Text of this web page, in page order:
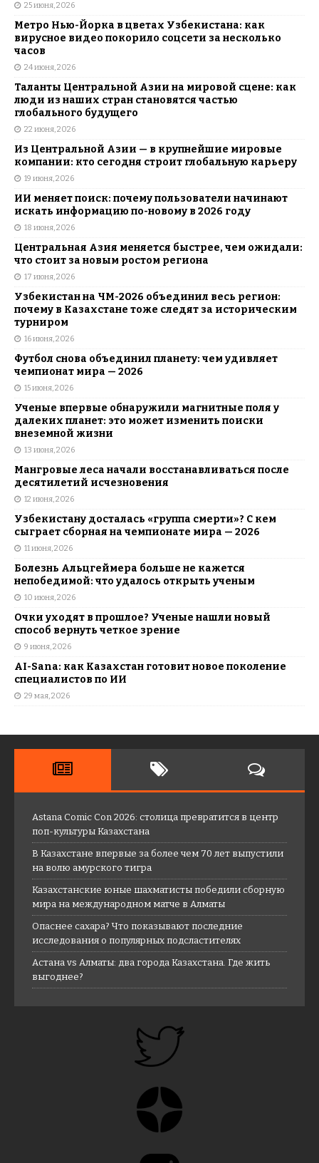
25 июня, 2026
Метро Нью-Йорка в цветах Узбекистана: как
вирусное видео покорило соцсети за несколько
часов
24 июня, 2026
Таланты Центральной Азии на мировой сцене: как
люди из наших стран становятся частью
глобального будущего
22 июня, 2026
Из Центральной Азии — в крупнейшие мировые
компании: кто сегодня строит глобальную карьеру
19 июня, 2026
ИИ меняет поиск: почему пользователи начинают
искать информацию по-новому в 2026 году
18 июня, 2026
Центральная Азия меняется быстрее, чем ожидали:
что стоит за новым ростом региона
17 июня, 2026
Узбекистан на ЧМ-2026 объединил весь регион:
почему в Казахстане тоже следят за историческим
турниром
16 июня, 2026
Футбол снова объединил планету: чем удивляет
чемпионат мира — 2026
15 июня, 2026
Ученые впервые обнаружили магнитные поля у
далеких планет: это может изменить поиски
внеземной жизни
13 июня, 2026
Мангровые леса начали восстанавливаться после
десятилетий исчезновения
12 июня, 2026
Узбекистану досталась «группа смерти»? С кем
сыграет сборная на чемпионате мира — 2026
11 июня, 2026
Болезнь Альцгеймера больше не кажется
непобедимой: что удалось открыть ученым
10 июня, 2026
Очки уходят в прошлое? Ученые нашли новый
способ вернуть четкое зрение
9 июня, 2026
AI-Sana: как Казахстан готовит новое поколение
специалистов по ИИ
29 мая, 2026
Astana Comic Con 2026: столица превратится в центр
поп-культуры Казахстана
В Казахстане впервые за более чем 70 лет выпустили
на волю амурского тигра
Казахстанские юные шахматисты победили сборную
мира на международном матче в Алматы
Опаснее сахара? Что показывают последние
исследования о популярных подсластителях
Астана vs Алматы: два города Казахстана. Где жить
выгоднее?